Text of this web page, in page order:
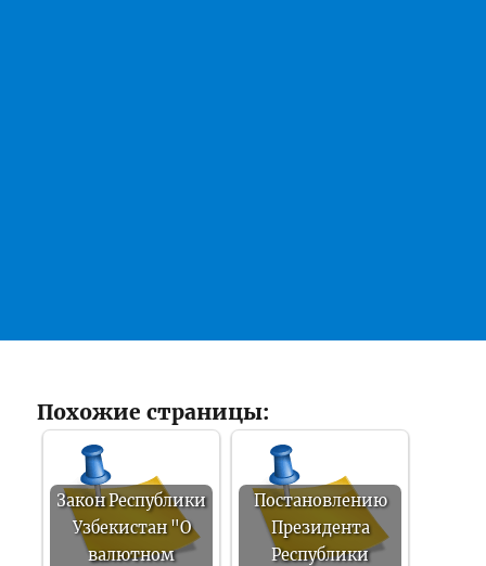
Похожие страницы:
Закон Республики
Узбекистан "О
валютном
Постановлению
Президента
Республики